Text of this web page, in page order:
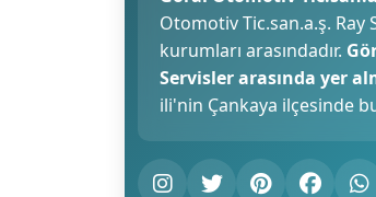
Otomotiv Tic.san.a.ş.
kurumları arasındadır.
Servisler arasında yer
ili'nin Çankaya ilçesinde